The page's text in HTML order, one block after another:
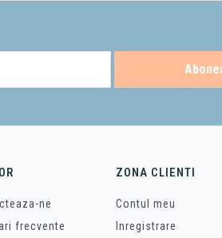
pe de alta parte, este cunoscuta pentru
sau dreptunghiulare, la modele mai
bucatarii.
ne
frecvente
ZONA CLIENTI
Contul meu
Inregistrare